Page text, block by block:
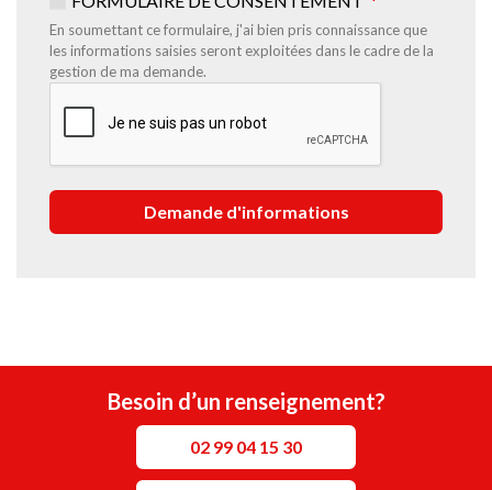
En soumettant ce formulaire, j'ai bien pris connaissance que
les informations saisies seront exploitées dans le cadre de la
gestion de ma demande.
Besoin d’un renseignement?
02 99 04 15 30